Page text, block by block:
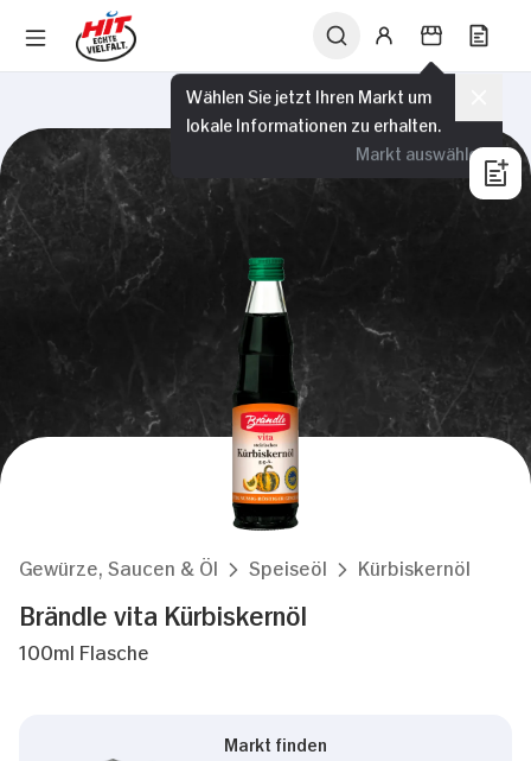
Wählen Sie jetzt Ihren Markt um
lokale Informationen zu erhalten.
Markt auswählen
Gewürze, Saucen & Öl Speiseöl Kürbiskernöl
Brändle vita Kürbiskernöl
100ml Flasche
Markt finden